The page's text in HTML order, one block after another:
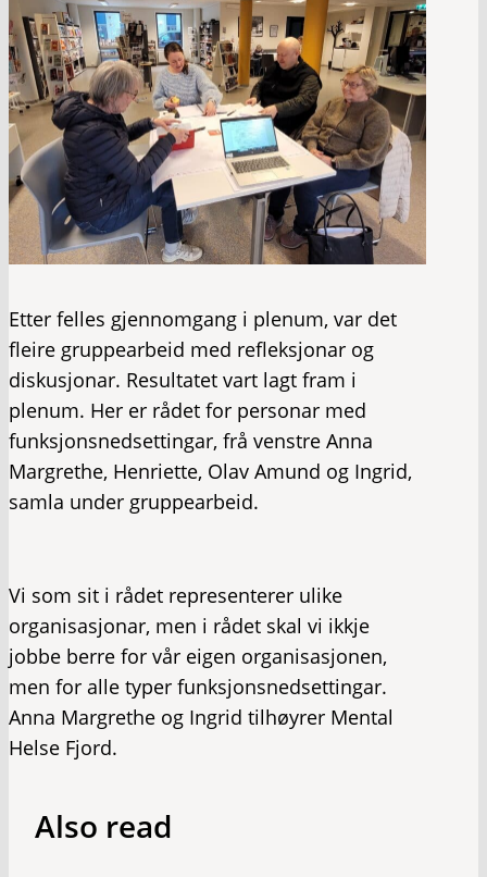
Etter felles gjennomgang i plenum, var det
fleire gruppearbeid med refleksjonar og
diskusjonar. Resultatet vart lagt fram i
plenum. Her er rådet for personar med
funksjonsnedsettingar, frå venstre Anna
Margrethe, Henriette, Olav Amund og Ingrid,
samla under gruppearbeid.
Vi som sit i rådet representerer ulike
organisasjonar, men i rådet skal vi ikkje
jobbe berre for vår eigen organisasjonen,
men for alle typer funksjonsnedsettingar.
Anna Margrethe og Ingrid tilhøyrer Mental
Helse Fjord.
Also read